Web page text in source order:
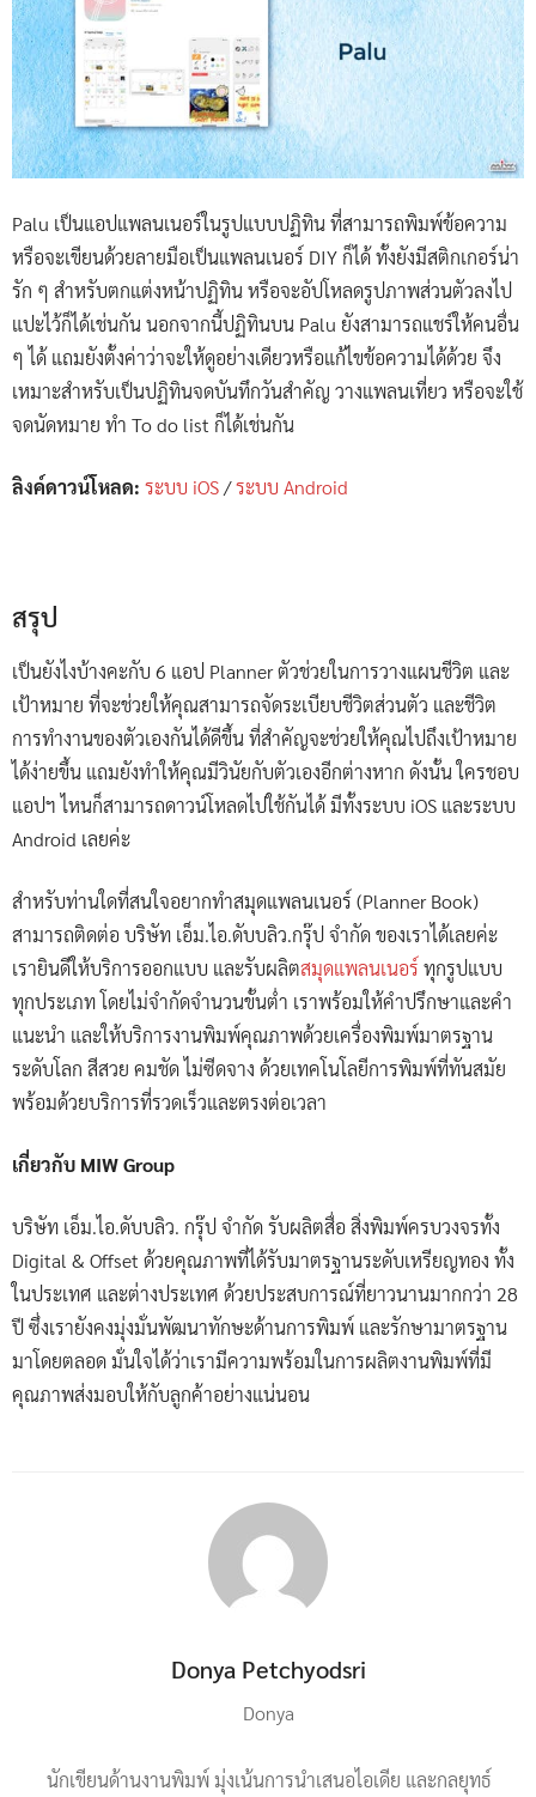
Palu เป็นแอปแพลนเนอร์ในรูปแบบปฏิทิน ที่สามารถพิมพ์ข้อความ
หรือจะเขียนด้วยลายมือเป็นแพลนเนอร์ DIY ก็ได้ ทั้งยังมีสติกเกอร์น่า
รัก ๆ สำหรับตกแต่งหน้าปฏิทิน หรือจะอัปโหลดรูปภาพส่วนตัวลงไป
แปะไว้ก็ได้เช่นกัน นอกจากนี้ปฏิทินบน Palu ยังสามารถแชร์ให้คนอื่น
ๆ ได้ แถมยังตั้งค่าว่าจะให้ดูอย่างเดียวหรือแก้ไขข้อความได้ด้วย จึง
เหมาะสำหรับเป็นปฏิทินจดบันทึกวันสำคัญ วางแพลนเที่ยว หรือจะใช้
จดนัดหมาย ทำ To do list ก็ได้เช่นกัน
ลิงค์ดาวน์โหลด: ระบบ iOS/ระบบ Android
สรุป
เป็นยังไงบ้างคะกับ 6 แอป Planner ตัวช่วยในการวางแผนชีวิต และ
เป้าหมาย ที่จะช่วยให้คุณสามารถจัดระเบียบชีวิตส่วนตัว และชีวิต
การทำงานของตัวเองกันได้ดีขึ้น ที่สำคัญจะช่วยให้คุณไปถึงเป้าหมาย
ได้ง่ายขึ้น แถมยังทำให้คุณมีวินัยกับตัวเองอีกต่างหาก ดังนั้น ใครชอบ
แอปฯ ไหนก็สามารถดาวน์โหลดไปใช้กันได้ มีทั้งระบบ iOS และระบบ
Android เลยค่ะ
สำหรับท่านใดที่สนใจอยากทำสมุดแพลนเนอร์ (Planner Book)
สามารถติดต่อ บริษัท เอ็ม.ไอ.ดับบลิว.กรุ๊ป จำกัด ของเราได้เลยค่ะ
เรายินดีให้บริการออกแบบ และรับผลิตสมุดแพลนเนอร์ ทุกรูปแบบ
ทุกประเภท โดยไม่จำกัดจำนวนขั้นต่ำ เราพร้อมให้คำปรึกษาและคำ
แนะนำ และให้บริการงานพิมพ์คุณภาพด้วยเครื่องพิมพ์มาตรฐาน
ระดับโลก สีสวย คมชัด ไม่ซีดจาง ด้วยเทคโนโลยีการพิมพ์ที่ทันสมัย
พร้อมด้วยบริการที่รวดเร็วและตรงต่อเวลา
เกี่ยวกับ MIW Group
บริษัท เอ็ม.ไอ.ดับบลิว. กรุ๊ป จำกัด รับผลิตสื่อ สิ่งพิมพ์ครบวงจรทั้ง
Digital & Offset ด้วยคุณภาพที่ได้รับมาตรฐานระดับเหรียญทอง ทั้ง
ในประเทศ และต่างประเทศ ด้วยประสบการณ์ที่ยาวนานมากกว่า 28
ปี ซึ่งเรายังคงมุ่งมั่นพัฒนาทักษะด้านการพิมพ์ และรักษามาตรฐาน
มาโดยตลอด มั่นใจได้ว่าเรามีความพร้อมในการผลิตงานพิมพ์ที่มี
คุณภาพส่งมอบให้กับลูกค้าอย่างแน่นอน
Donya Petchyodsri
Donya
นักเขียนด้านงานพิมพ์ มุ่งเน้นการนำเสนอไอเดีย และกลยุทธ์